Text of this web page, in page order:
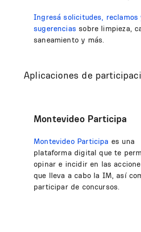
Ingresá solicitudes, reclamos
sugerencias sobre limpieza,
saneamiento y más.
Aplicaciones de
Montevideo Participa
Montevideo Participa es una
plataforma digital que te
opinar e incidir en las
que lleva a cabo la IM, así
participar de concursos.